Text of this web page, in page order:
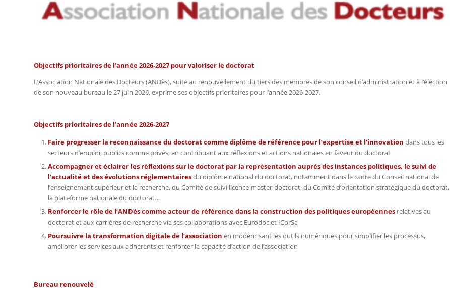
Objectifs prioritaires de l’année 2026-2027 pour valoriser le doctorat
L’Association Nationale des Docteurs (ANDès), suite au renouvellement du tiers des membres de son conseil d’administration et à l’élection
de son nouveau bureau le 27 juin 2026, exprime ses objectifs prioritaires pour l’année 2026-2027.
Objectifs prioritaires de l’année 2026-2027
Faire progresser la reconnaissance du doctorat comme diplôme de référence pour l’expertise et l’innovation dans tous les
secteurs d’emploi, publics comme privés, en contribuant aux réflexions et actions nationales en faveur du doctorat
Accompagner et éclairer les réflexions sur le doctorat par la représentation auprès des instances politiques, le suivi de
l’actualité et des évolutions réglementairesdu diplôme national du doctorat, notamment dans le cadre du Conseil national de
l’enseignement supérieur et la recherche, du Comité de suivi licence-master-doctorat, du Comité d’orientation stratégique du doctorat,
la plateforme nationale du doctorat…
Renforcer le rôle de l’ANDès comme acteur de référence dans la construction des politiques européennes relatives au
doctorat et aux carrières de recherche via ses collaborations avec Eurodoc et ICorSa
Poursuivre la transformation digitale de l’association en modernisant les outils numériques pour simplifier les processus,
améliorer les services aux adhérents et renforcer la capacité d’action de l’association
Bureau renouvelé